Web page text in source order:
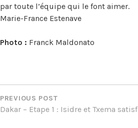
par toute l’équipe qui le font aimer.
Marie-France Estenave
Photo : Franck Maldonato
NAVIGATION
DE
L’ARTICLE
PREVIOUS POST
Dakar – Etape 1 : Isidre et Txema